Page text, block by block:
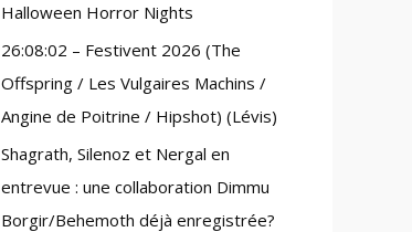
r
:
Halloween Horror Nights
26:08:02 – Festivent 2026 (The
Offspring / Les Vulgaires Machins /
Angine de Poitrine / Hipshot) (Lévis)
Shagrath, Silenoz et Nergal en
entrevue : une collaboration Dimmu
Borgir/Behemoth déjà enregistrée?